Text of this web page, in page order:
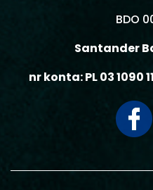
BDO
Santander
nr konta: PL 03 1090